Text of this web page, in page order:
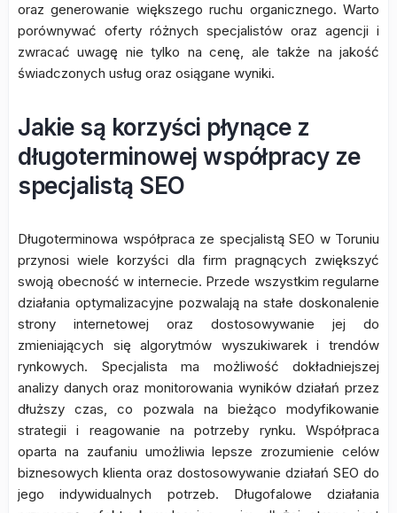
oraz generowanie większego ruchu organicznego. Warto
porównywać oferty różnych specjalistów oraz agencji i
zwracać uwagę nie tylko na cenę, ale także na jakość
świadczonych usług oraz osiągane wyniki.
Jakie są korzyści płynące z
długoterminowej współpracy ze
specjalistą SEO
Długoterminowa współpraca ze specjalistą SEO w Toruniu
przynosi wiele korzyści dla firm pragnących zwiększyć
swoją obecność w internecie. Przede wszystkim regularne
działania optymalizacyjne pozwalają na stałe doskonalenie
strony internetowej oraz dostosowywanie jej do
zmieniających się algorytmów wyszukiwarek i trendów
rynkowych. Specjalista ma możliwość dokładniejszej
analizy danych oraz monitorowania wyników działań przez
dłuższy czas, co pozwala na bieżąco modyfikowanie
strategii i reagowanie na potrzeby rynku. Współpraca
oparta na zaufaniu umożliwia lepsze zrozumienie celów
biznesowych klienta oraz dostosowywanie działań SEO do
jego indywidualnych potrzeb. Długofalowe działania